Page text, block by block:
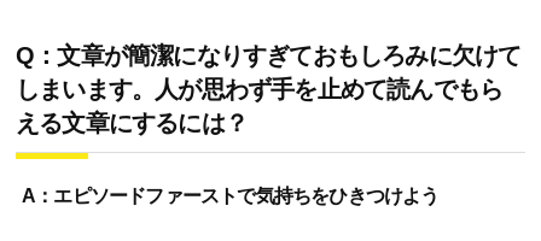
Q：文章が簡潔になりすぎておもしろみに欠けて
しまいます。人が思わず手を止めて読んでもら
える文章にするには？
A：エピソードファーストで気持ちをひきつけよう